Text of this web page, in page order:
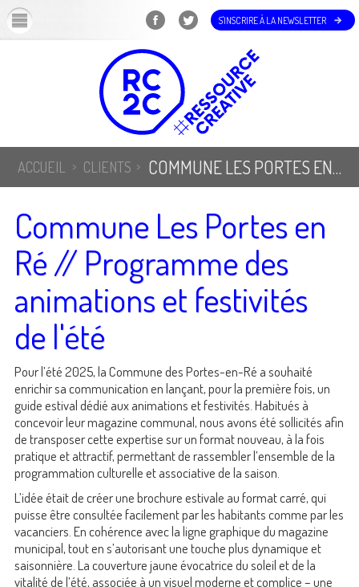
S'INSCRIRE À LA NEWSLETTER
ACCUEIL CLIENTS COMMUNE LES PORTES EN RÉ // PROGRAMME DES ANIMATIONS ET FESTIVITÉS DE L'ÉTÉ
Commune Les Portes en
Ré // Programme des
animations et festivités
de l'été
Pour l’été 2025, la Commune des Portes-en-Ré a souhaité
enrichir sa communication en lançant, pour la première fois, un
guide estival dédié aux animations et festivités. Habitués à
concevoir leur magazine communal, nous avons été sollicités afin
de transposer cette expertise sur un format nouveau, à la fois
pratique et attractif, permettant de rassembler l’ensemble de la
programmation culturelle et associative de la saison.
L’idée était de créer une brochure estivale au format carré, qui
puisse être consultée facilement par les habitants comme par les
vacanciers. En cohérence avec la ligne graphique du magazine
municipal, tout en s’autorisant une touche plus dynamique et
saisonnière. La couverture jaune évocatrice du soleil et de la
vitalité de l’été, associée à un visuel moderne et complice – une